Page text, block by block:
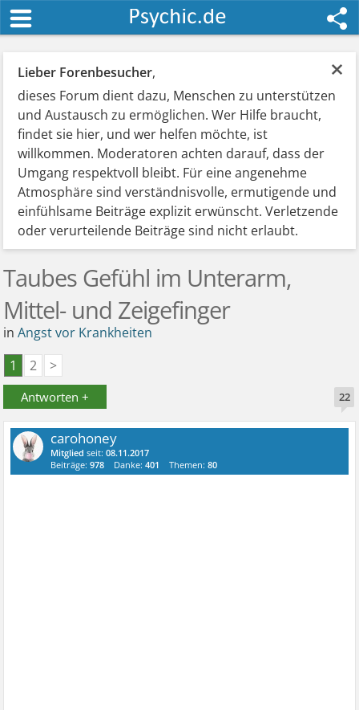
×
Lieber Forenbesucher,
dieses Forum dient dazu, Menschen zu unterstützen
und Austausch zu ermöglichen. Wer Hilfe braucht,
findet sie hier, und wer helfen möchte, ist
willkommen. Moderatoren achten darauf, dass der
Umgang respektvoll bleibt. Für eine angenehme
Atmosphäre sind verständnisvolle, ermutigende und
einfühlsame Beiträge explizit erwünscht. Verletzende
oder verurteilende Beiträge sind nicht erlaubt.
Taubes Gefühl im Unterarm,
Mittel- und Zeigefinger
inAngst vor Krankheiten
1
2 >
Antworten + 22
carohoney
Mitglied seit:08.11.2017
Beiträge:978 Danke:401 Themen:80